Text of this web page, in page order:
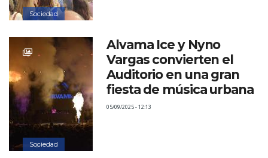
Sociedad
Sociedad
Alvama Ice y Nyno
Vargas convierten el
Auditorio en una gran
fiesta de música urbana
05/09/2025 - 12:13